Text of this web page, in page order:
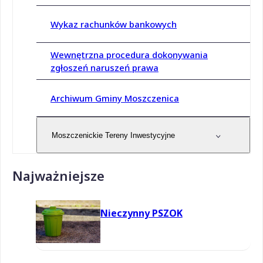
Wykaz rachunków bankowych
Wewnętrzna procedura dokonywania
zgłoszeń naruszeń prawa
Archiwum Gminy Moszczenica
Moszczenickie Tereny Inwestycyjne
Najważniejsze
Nieczynny PSZOK